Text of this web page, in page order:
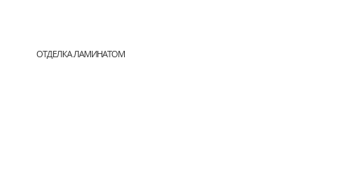
ОТДЕЛКА ЛАМИНАТОМ